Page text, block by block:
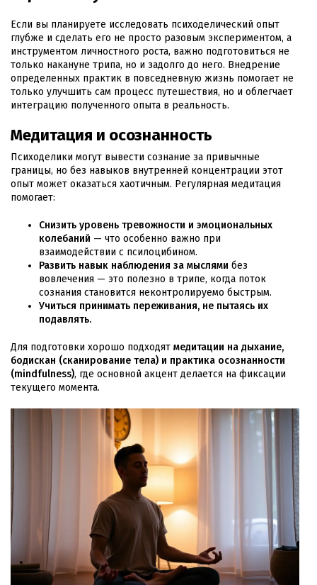
Если вы планируете исследовать психоделический опыт
глубже и сделать его не просто разовым экспериментом, а
инструментом личностного роста, важно подготовиться не
только накануне трипа, но и задолго до него. Внедрение
определенных практик в повседневную жизнь помогает не
только улучшить сам процесс путешествия, но и облегчает
интеграцию полученного опыта в реальность.
Медитация и осознанность
Психоделики могут вывести сознание за привычные
границы, но без навыков внутренней концентрации этот
опыт может оказаться хаотичным. Регулярная медитация
помогает:
Снизить уровень тревожности и эмоциональных
колебаний — что особенно важно при
взаимодействии с псилоцибином.
Развить навык наблюдения за мыслями без
вовлечения — это полезно в трипе, когда поток
сознания становится неконтролируемо быстрым.
Учиться принимать переживания, не пытаясь их
подавлять.
Для подготовки хорошо подходят медитации на дыхание,
бодискан (сканирование тела) и практика осознанности
(mindfulness), где основной акцент делается на фиксации
текущего момента.